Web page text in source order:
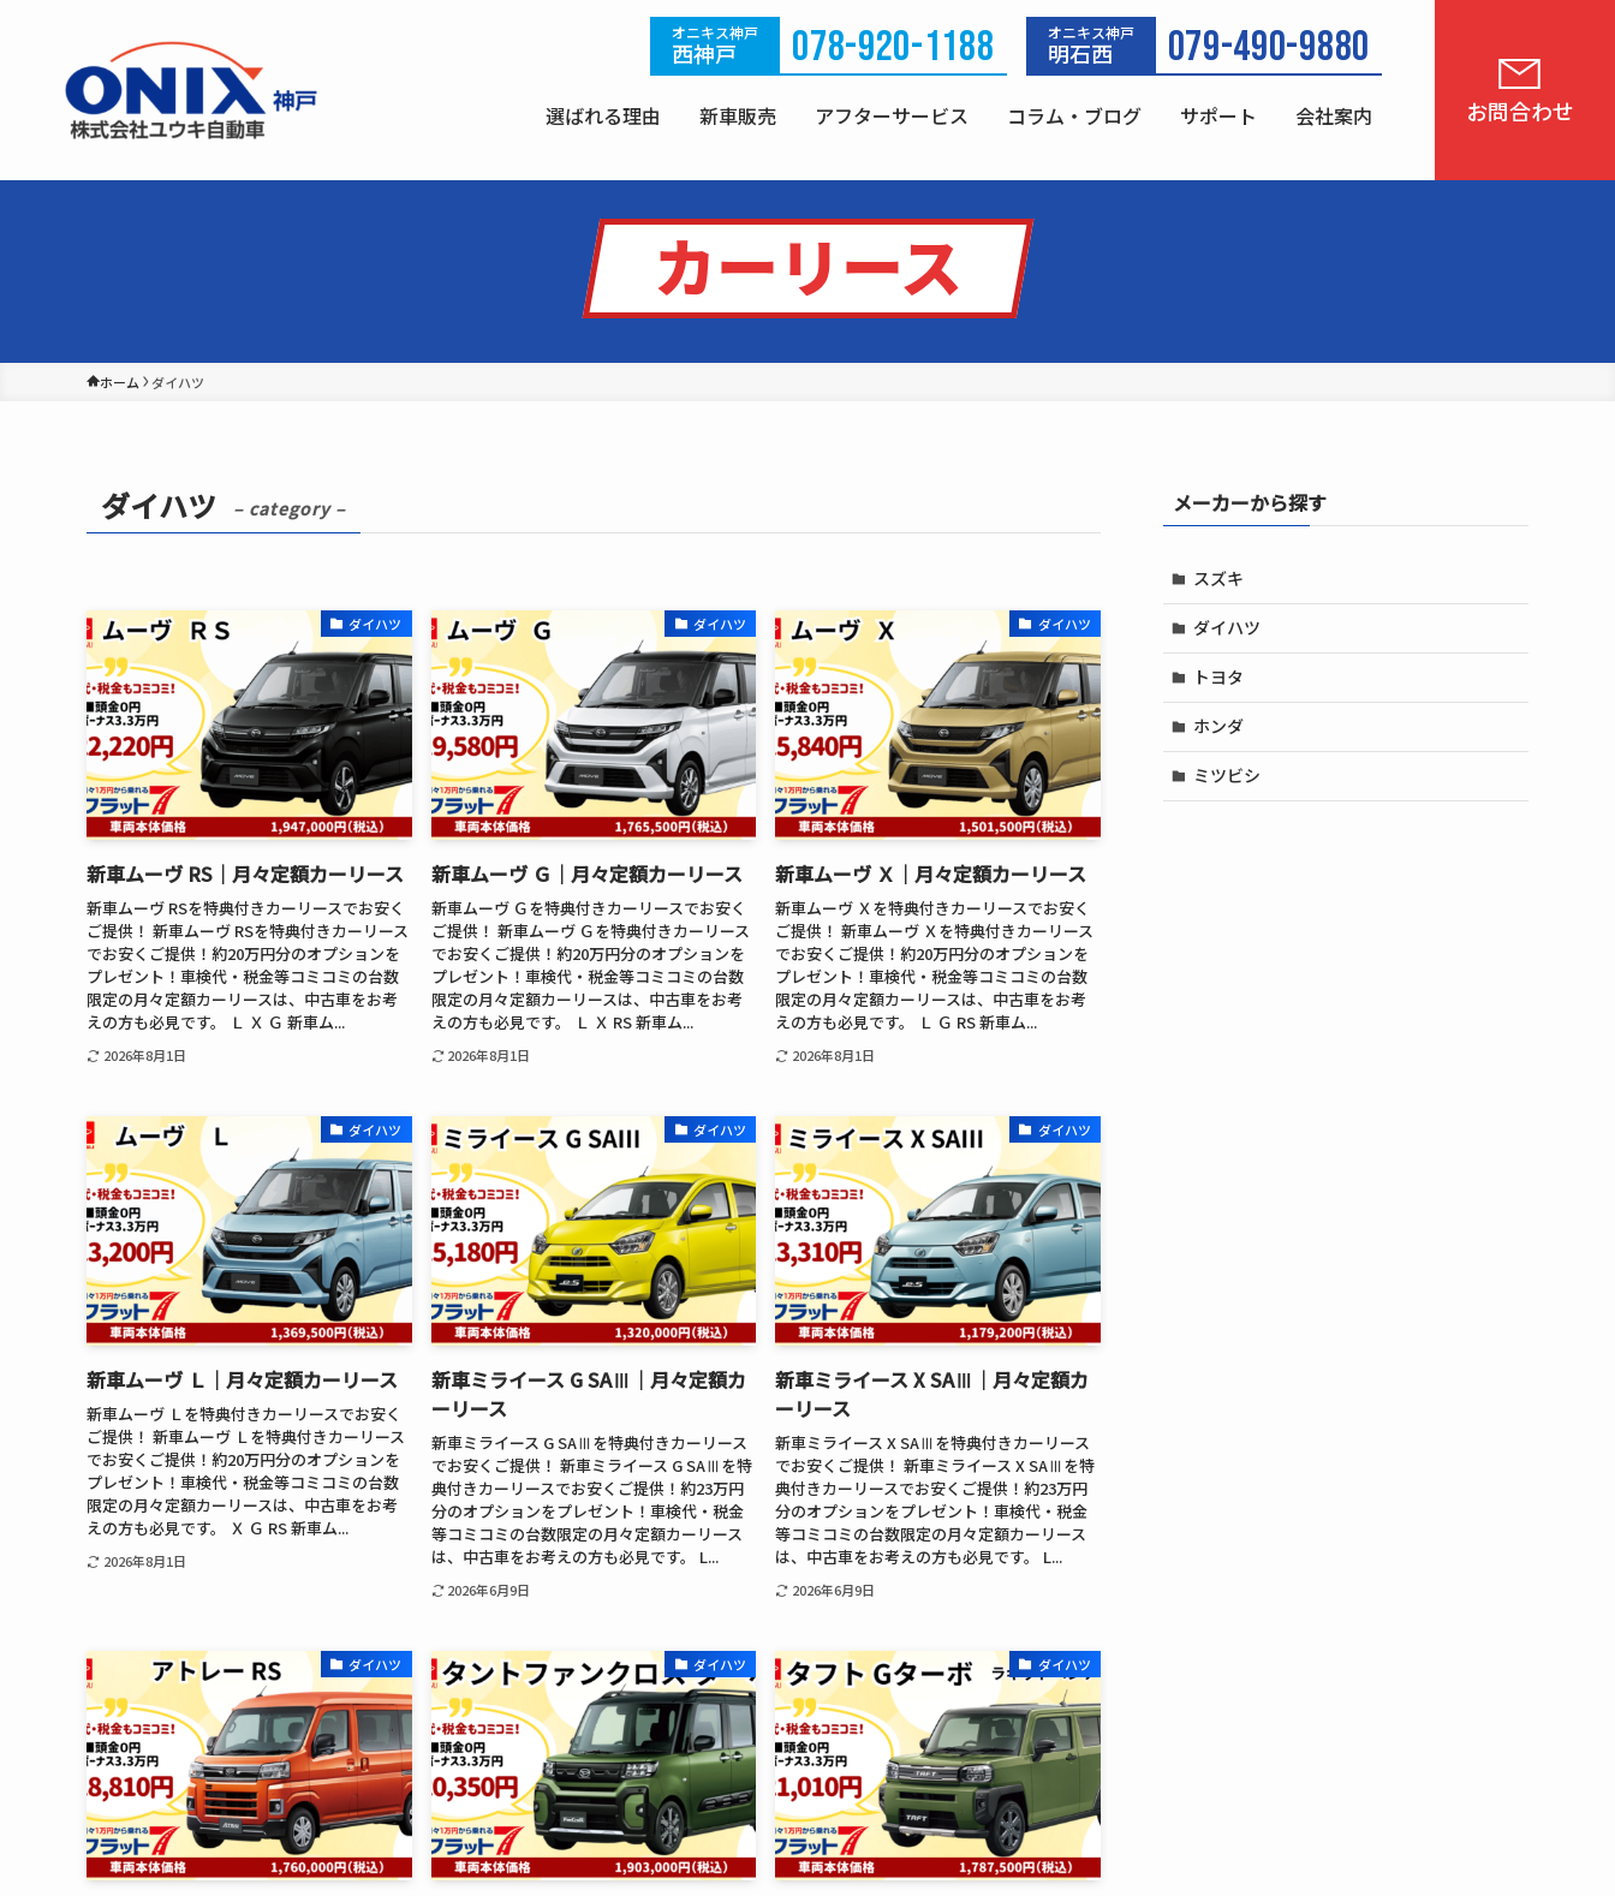
オニキス神戸
西神戸 078-920-1188 オニキス神戸
明石西 079-490-9880
選ばれる理由 新車販売 アフターサービス コラム・ブログ サポート 会社案内 お問合わせ
カーリース
ホーム ダイハツ
ダイハツ – category –
ダイハツ
新車ムーヴ RS│月々定額カーリース
新車ムーヴ RSを特典付きカーリースでお安く
ご提供！ 新車ムーヴ RSを特典付きカーリース
でお安くご提供！約20万円分のオプションを
プレゼント！車検代・税金等コミコミの台数
限定の月々定額カーリースは、中古車をお考
えの方も必見です。 Ｌ Ｘ Ｇ 新車ム...
2026年8月1日
ダイハツ
新車ムーヴ Ｇ│月々定額カーリース
新車ムーヴ Ｇを特典付きカーリースでお安く
ご提供！ 新車ムーヴ Ｇを特典付きカーリース
でお安くご提供！約20万円分のオプションを
プレゼント！車検代・税金等コミコミの台数
限定の月々定額カーリースは、中古車をお考
えの方も必見です。 Ｌ Ｘ RS 新車ム...
2026年8月1日
ダイハツ
新車ムーヴ Ｘ│月々定額カーリース
新車ムーヴ Ｘを特典付きカーリースでお安く
ご提供！ 新車ムーヴ Ｘを特典付きカーリース
でお安くご提供！約20万円分のオプションを
プレゼント！車検代・税金等コミコミの台数
限定の月々定額カーリースは、中古車をお考
えの方も必見です。 Ｌ Ｇ RS 新車ム...
2026年8月1日
ダイハツ
新車ムーヴ Ｌ│月々定額カーリース
新車ムーヴ Ｌを特典付きカーリースでお安く
ご提供！ 新車ムーヴ Ｌを特典付きカーリース
でお安くご提供！約20万円分のオプションを
プレゼント！車検代・税金等コミコミの台数
限定の月々定額カーリースは、中古車をお考
えの方も必見です。 Ｘ Ｇ RS 新車ム...
2026年8月1日
ダイハツ
新車ミライース G SAⅢ│月々定額カ
ーリース
新車ミライース G SAⅢを特典付きカーリース
でお安くご提供！ 新車ミライース G SAⅢを特
典付きカーリースでお安くご提供！約23万円
分のオプションをプレゼント！車検代・税金
等コミコミの台数限定の月々定額カーリース
は、中古車をお考えの方も必見です。 L...
2026年6月9日
ダイハツ
新車ミライース X SAⅢ│月々定額カ
ーリース
新車ミライース X SAⅢを特典付きカーリース
でお安くご提供！ 新車ミライース X SAⅢを特
典付きカーリースでお安くご提供！約23万円
分のオプションをプレゼント！車検代・税金
等コミコミの台数限定の月々定額カーリース
は、中古車をお考えの方も必見です。 L...
2026年6月9日
ダイハツ ダイハツ ダイハツ
メーカーから探す
スズキ
ダイハツ
トヨタ
ホンダ
ミツビシ